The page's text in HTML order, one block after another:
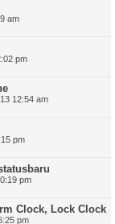
am
pm
12:54 am
pm
pm
Clock, Lock Clock
pm